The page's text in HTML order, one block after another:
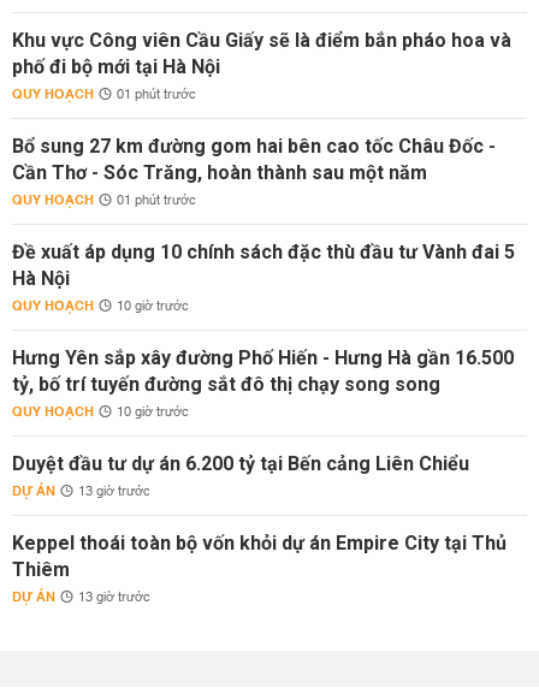
Khu vực Công viên Cầu Giấy sẽ là điểm bắn pháo hoa và
phố đi bộ mới tại Hà Nội
QUY HOẠCH 01 phút trước
Bổ sung 27 km đường gom hai bên cao tốc Châu Đốc -
Cần Thơ - Sóc Trăng, hoàn thành sau một năm
QUY HOẠCH 01 phút trước
Đề xuất áp dụng 10 chính sách đặc thù đầu tư Vành đai 5
Hà Nội
QUY HOẠCH 10 giờ trước
Hưng Yên sắp xây đường Phố Hiến - Hưng Hà gần 16.500
tỷ, bố trí tuyến đường sắt đô thị chạy song song
QUY HOẠCH 10 giờ trước
Duyệt đầu tư dự án 6.200 tỷ tại Bến cảng Liên Chiểu
DỰ ÁN 13 giờ trước
Keppel thoái toàn bộ vốn khỏi dự án Empire City tại Thủ
Thiêm
DỰ ÁN 13 giờ trước